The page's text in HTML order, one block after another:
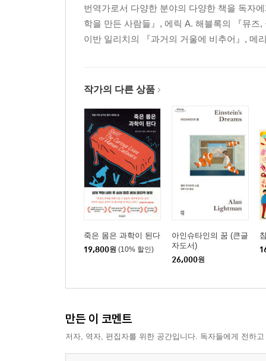
번역가로서 다양한 분야의 다양한 책을 독자
학을 만든 사람들』, 에릭 A. 해블록의 『뮤즈
이반 일리치의 『과거의 거울에 비추어』, 메
작가의 다른 상품
죽은 몸은 과학이 된다
19,800원 (10% 할인)
아인슈타인의 꿈 (큰글
자도서)
26,000원
만든 이 코멘트
저자, 역자, 편집자를 위한 공간입니다. 독자들에게 전하